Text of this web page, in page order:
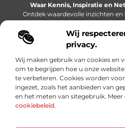
Wij
privacy.
Wij maken gebruik van cookies en
om te begrijpen hoe u onze
te verbeteren. Cookies worden
ingezet, zoals het aanbieden van
en het meten van sitegebruik.
cookiebeleid.
Waar Kennis, Inspiratie en
Ontdek waardevolle inzichten
wat er speelt in
Bericht categorie
Onze informatie